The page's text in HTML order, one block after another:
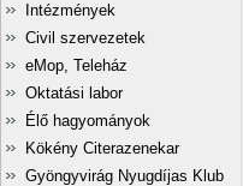
Intézmények
Civil szervezetek
eMop, Teleház
Oktatási labor
Élő hagyományok
Kökény Citerazenekar
Gyöngyvirág Nyugdíjas Klub